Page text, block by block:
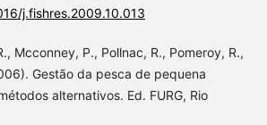
j.fishres.2009.10.013
Mcconney, P., Pollnac, R., Pomeroy, R.,
Gestão da pesca de pequena
alternativos. Ed. FURG, Rio